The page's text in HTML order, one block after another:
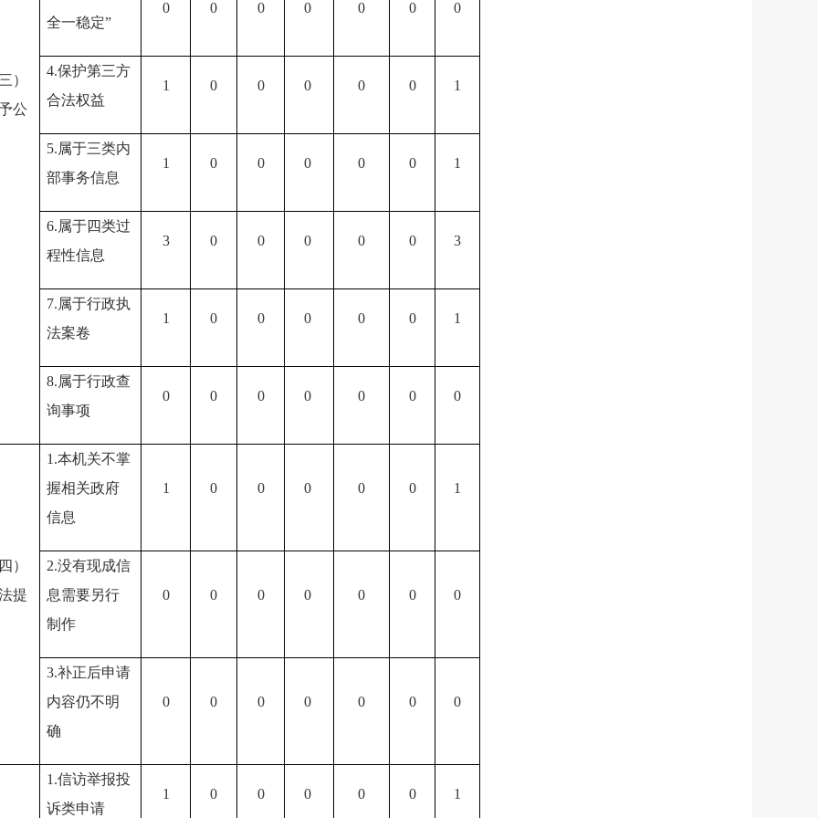
）
公
全一稳定”
0 0 0 0 0 0 0
4.保护第三方
合法权益
1 0 0 0 0 0 1
5.属于三类内
部事务信息
1 0 0 0 0 0 1
6.属于四类过
程性信息
3 0 0 0 0 0 3
7.属于行政执
法案卷
1 0 0 0 0 0 1
8.属于行政查
询事项
0 0 0 0 0 0 0
）
提
1.本机关不掌
握相关政府
信息
1 0 0 0 0 0 1
2.没有现成信
息需要另行
制作
0 0 0 0 0 0 0
3.补正后申请
内容仍不明
确
0 0 0 0 0 0 0
1.信访举报投
诉类申请
1 0 0 0 0 0 1